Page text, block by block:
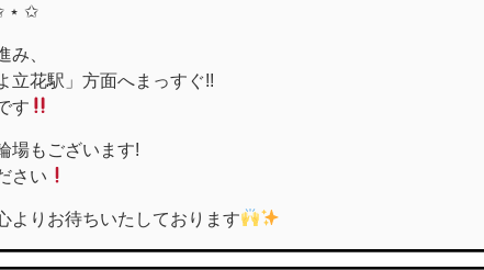
⋆ ✩
み、
立花駅」方面へまっすぐ!!
す
場もございます!
さい
よりお待ちいたしております